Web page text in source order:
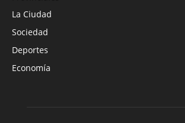
La Ciudad
Sociedad
Deportes
Economía